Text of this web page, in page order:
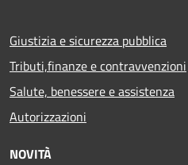
Giustizia e sicurezza pubblica
Tributi,finanze e contravvenzioni
Salute, benessere e assistenza
Autorizzazioni
NOVITÀ